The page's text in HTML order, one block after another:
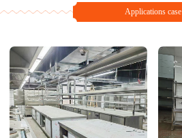
Applications case